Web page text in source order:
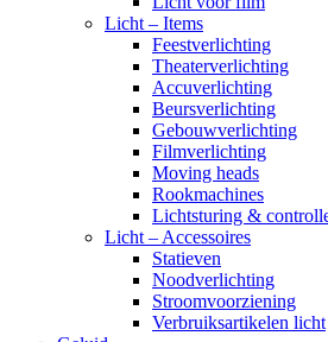
Licht – Items
Feestverlichting
Theaterverlichting
Accuverlichting
Beursverlichting
Gebouwverlichting
Filmverlichting
Moving heads
Rookmachines
Lichtsturing &
Licht – Accessoires
Statieven
Noodverlichting
Stroomvoorziening
Verbruiksartikelen licht